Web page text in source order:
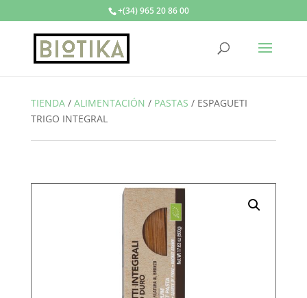
+(34) 965 20 86 00
TIENDA/ ALIMENTACIÓN / PASTAS / ESPAGUETI
TRIGO INTEGRAL